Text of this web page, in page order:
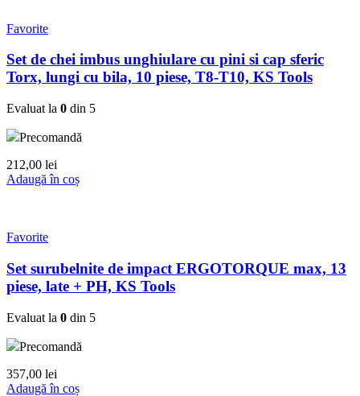
Favorite
Set de chei imbus unghiulare cu pini si cap sferic
Torx, lungi cu bila, 10 piese, T8-T10, KS Tools
Evaluat la 0 din 5
Precomandă
212,00 lei
Adaugă în coș
Favorite
Set surubelnite de impact ERGOTORQUE max, 13
piese, late + PH, KS Tools
Evaluat la 0 din 5
Precomandă
357,00 lei
Adaugă în coș